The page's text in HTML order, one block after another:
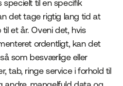
specielt til en specifik
det tage rigtig lang tid at
et år. Oveni det, hvis
ordentligt, kan det
som besværlige eller
tab, ringe service i forhold til